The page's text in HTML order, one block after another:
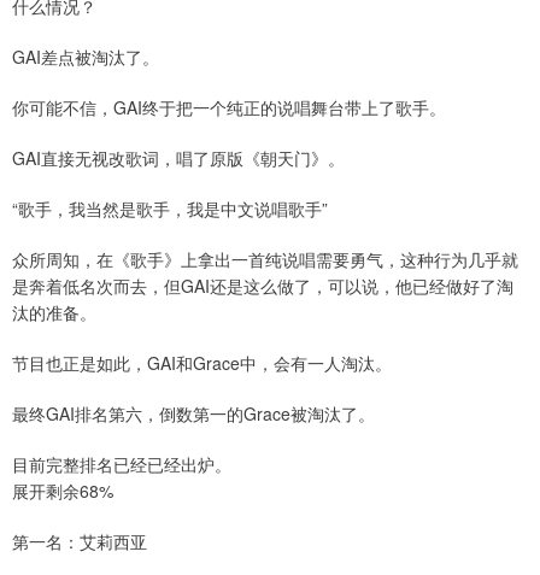
什么情况？
GAI差点被淘汰了。
你可能不信，GAI终于把一个纯正的说唱舞台带上了歌手。
GAI直接无视改歌词，唱了原版《朝天门》。
“歌手，我当然是歌手，我是中文说唱歌手”
众所周知，在《歌手》上拿出一首纯说唱需要勇气，这种行为几乎就
是奔着低名次而去，但GAI还是这么做了，可以说，他已经做好了淘
汰的准备。
节目也正是如此，GAI和Grace中，会有一人淘汰。
最终GAI排名第六，倒数第一的Grace被淘汰了。
目前完整排名已经已经出炉。
展开剩余68%
第一名：艾莉西亚